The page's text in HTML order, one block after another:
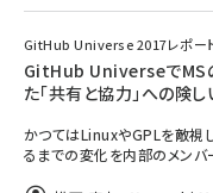
GitHub Universe 2017レポー
GitHub UniverseでMS
た「共有と協力」への険し
かつてはLinuxやGPLを敵視
るまでの変化を内部のメンバ